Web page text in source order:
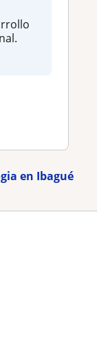
en Ibagué